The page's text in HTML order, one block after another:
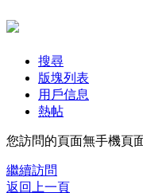
搜尋
版塊列表
用戶信息
熱帖
您訪問的頁面無手機頁
繼續訪問
返回上一頁